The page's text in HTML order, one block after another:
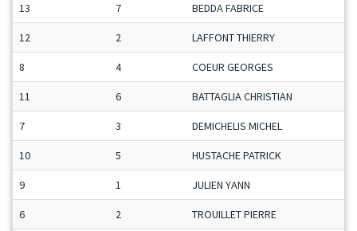
13 7 BEDDA FABRICE
12 2 LAFFONT THIERRY
8 4 COEUR GEORGES
11 6 BATTAGLIA CHRISTIAN
7 3 DEMICHELIS MICHEL
10 5 HUSTACHE PATRICK
9 1 JULIEN YANN
6 2 TROUILLET PIERRE